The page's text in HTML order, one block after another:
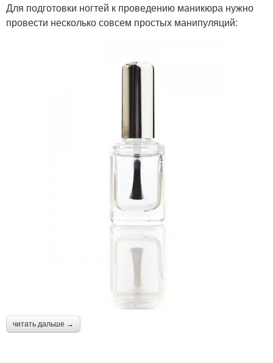
Для подготовки ногтей к проведению маникюра нужно
провести несколько совсем простых манипуляций:
читать дальше →